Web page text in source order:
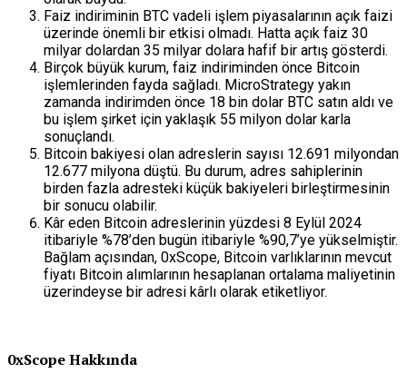
Faiz indiriminin BTC vadeli işlem piyasalarının açık faizi
üzerinde önemli bir etkisi olmadı. Hatta açık faiz 30
milyar dolardan 35 milyar dolara hafif bir artış gösterdi.
Birçok büyük kurum, faiz indiriminden önce Bitcoin
işlemlerinden fayda sağladı. MicroStrategy yakın
zamanda indirimden önce 18 bin dolar BTC satın aldı ve
bu işlem şirket için yaklaşık 55 milyon dolar karla
sonuçlandı.
Bitcoin bakiyesi olan adreslerin sayısı 12.691 milyondan
12.677 milyona düştü. Bu durum, adres sahiplerinin
birden fazla adresteki küçük bakiyeleri birleştirmesinin
bir sonucu olabilir.
Kâr eden Bitcoin adreslerinin yüzdesi 8 Eylül 2024
itibariyle %78’den bugün itibariyle %90,7’ye yükselmiştir.
Bağlam açısından, 0xScope, Bitcoin varlıklarının mevcut
fiyatı Bitcoin alımlarının hesaplanan ortalama maliyetinin
üzerindeyse bir adresi kârlı olarak etiketliyor.
0xScope Hakkında